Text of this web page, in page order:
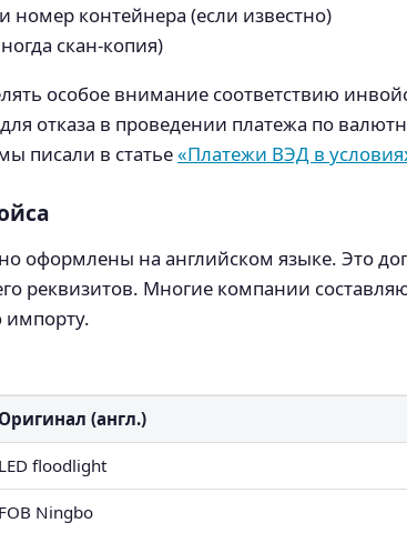
номер контейнера (если известно)
скан-копия)
особое внимание соответствию
отказа в проведении платежа по
писали в статье«Платежи ВЭД в
оформлены на английском языке. Это
реквизитов. Многие компании
импорту.
Оригинал (англ.)
LED floodlight
FOB Ningbo